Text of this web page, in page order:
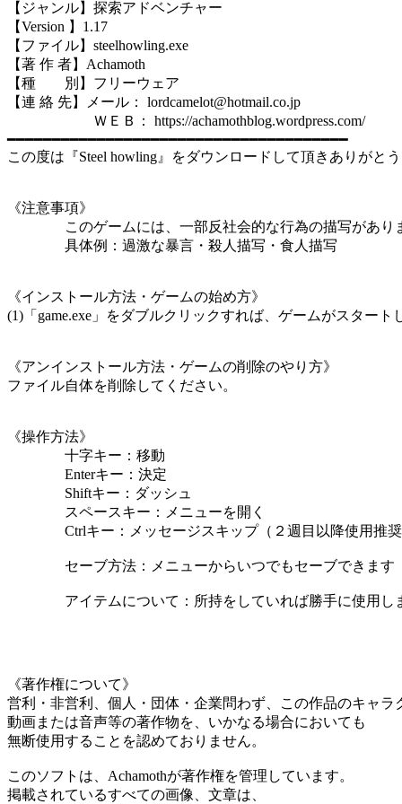
【ジャンル】探索アドベンチャー
【Version 】1.17
【ファイル】steelhowling.exe
【著 作 者】Achamoth
【種 別】フリーウェア
【連 絡 先】メール： lordcamelot@hotmail.co.jp
ＷＥＢ： https://achamothblog.wordpress.com/
━━━━━━━━━━━━━━━━━━━━━━━━━━━━━━━━━━━━━━
この度は『Steel howling』をダウンロードして頂きありがとう
《注意事項》
このゲームには、一部反社会的な行為の描写があ
具体例：過激な暴言・殺人描写・食人描写
《インストール方法・ゲームの始め方》
(1)「game.exe」をダブルクリックすれば、ゲームがスタート
《アンインストール方法・ゲームの削除のやり方》
ファイル自体を削除してください。
《操作方法》
十字キー：移動
Enterキー：決定
Shiftキー：ダッシュ
スペースキー：メニューを開く
Ctrlキー：メッセージスキップ（２週目以降使用推奨
セーブ方法：メニューからいつでもセーブできます
アイテムについて：所持をしていれば勝手に使用し
《著作権について》
営利・非営利、個人・団体・企業問わず、この作品のキャラ
動画または音声等の著作物を、いかなる場合においても
無断使用することを認めておりません。
このソフトは、Achamothが著作権を管理しています。
掲載されているすべての画像、文章は、